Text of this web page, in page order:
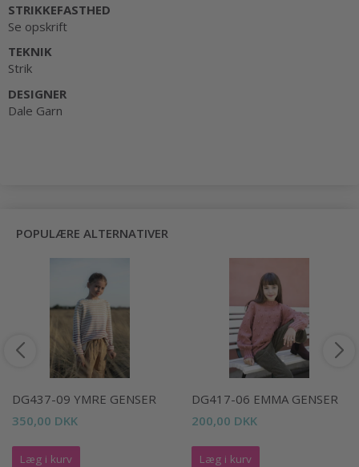
STRIKKEFASTHED
Se opskrift
TEKNIK
Strik
DESIGNER
Dale Garn
POPULÆRE ALTERNATIVER
DG437-09 YMRE GENSER
350,00 DKK
Læg i kurv
DG417-06 EMMA GENSER
200,00 DKK
Læg i kurv